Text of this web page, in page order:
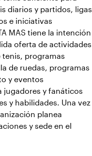
diarios y partidos, ligas
e iniciativas
MAS tiene la intención
oferta de actividades
tenis, programas
de ruedas, programas
y eventos
jugadores y fanáticos
y habilidades. Una vez
planea
y sede en el